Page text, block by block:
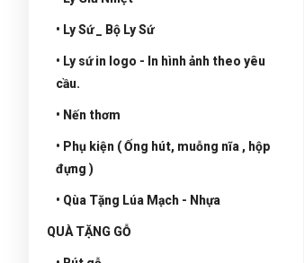
• Ly Sứ _ Bộ Ly Sứ
• Ly sứ in logo - In hình ảnh theo yêu
cầu.
• Nến thơm
• Phụ kiện ( Ống hút, muỗng nĩa , hộp
đựng )
• Qùa Tặng Lúa Mạch - Nhựa
QUÀ TẶNG GỖ